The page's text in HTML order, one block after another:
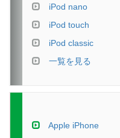
iPod nano
iPod touch
iPod classic
一覧を見る
Apple iPhone